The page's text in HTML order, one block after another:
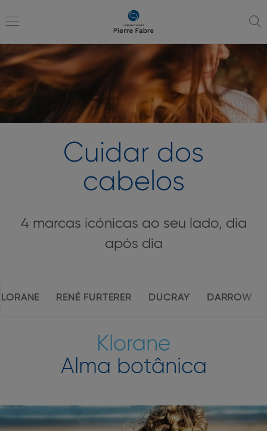
para
navegação
para
conteúdo
Toggle
navigation
Cuidar dos
cabelos
4 marcas icónicas ao seu lado, dia
após dia
RENÉ FURTERER DUCRAY DARROW
Klorane
Alma botânica